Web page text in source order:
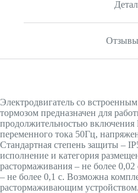
Электродвигатель со
тормозом предназначен для
продолжительностью включения
переменного тока 50Гц,
Стандартная степень защиты –
исполнение и категория
растормаживания – не более
– не более 0,1 с. Возможна
растормаживающим